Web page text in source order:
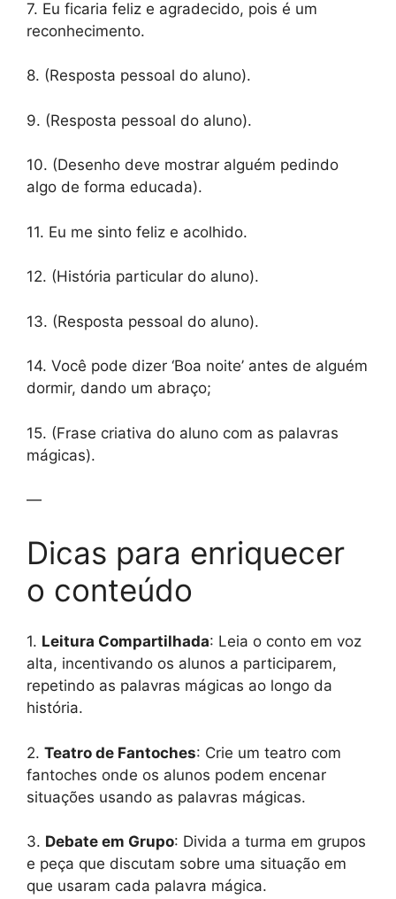
7. Eu ficaria feliz e agradecido, pois é um
reconhecimento.
8. (Resposta pessoal do aluno).
9. (Resposta pessoal do aluno).
10. (Desenho deve mostrar alguém pedindo
algo de forma educada).
11. Eu me sinto feliz e acolhido.
12. (História particular do aluno).
13. (Resposta pessoal do aluno).
14. Você pode dizer ‘Boa noite’ antes de alguém
dormir, dando um abraço;
15. (Frase criativa do aluno com as palavras
mágicas).
—
Dicas para enriquecer
o conteúdo
1. Leitura Compartilhada: Leia o conto em voz
alta, incentivando os alunos a participarem,
repetindo as palavras mágicas ao longo da
história.
2. Teatro de Fantoches: Crie um teatro com
fantoches onde os alunos podem encenar
situações usando as palavras mágicas.
3. Debate em Grupo: Divida a turma em grupos
e peça que discutam sobre uma situação em
que usaram cada palavra mágica.